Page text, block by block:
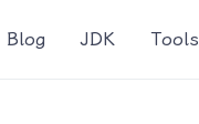
Blog JDK Tools